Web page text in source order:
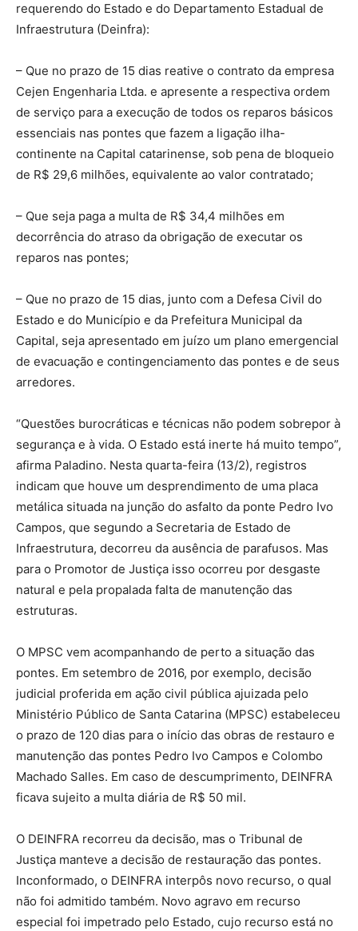
requerendo do Estado e do Departamento Estadual de
Infraestrutura (Deinfra):
– Que no prazo de 15 dias reative o contrato da empresa
Cejen Engenharia Ltda. e apresente a respectiva ordem
de serviço para a execução de todos os reparos básicos
essenciais nas pontes que fazem a ligação ilha-
continente na Capital catarinense, sob pena de bloqueio
de R$ 29,6 milhões, equivalente ao valor contratado;
– Que seja paga a multa de R$ 34,4 milhões em
decorrência do atraso da obrigação de executar os
reparos nas pontes;
– Que no prazo de 15 dias, junto com a Defesa Civil do
Estado e do Município e da Prefeitura Municipal da
Capital, seja apresentado em juízo um plano emergencial
de evacuação e contingenciamento das pontes e de seus
arredores.
“Questões burocráticas e técnicas não podem sobrepor à
segurança e à vida. O Estado está inerte há muito tempo”,
afirma Paladino. Nesta quarta-feira (13/2), registros
indicam que houve um desprendimento de uma placa
metálica situada na junção do asfalto da ponte Pedro Ivo
Campos, que segundo a Secretaria de Estado de
Infraestrutura, decorreu da ausência de parafusos. Mas
para o Promotor de Justiça isso ocorreu por desgaste
natural e pela propalada falta de manutenção das
estruturas.
O MPSC vem acompanhando de perto a situação das
pontes. Em setembro de 2016, por exemplo, decisão
judicial proferida em ação civil pública ajuizada pelo
Ministério Público de Santa Catarina (MPSC) estabeleceu
o prazo de 120 dias para o início das obras de restauro e
manutenção das pontes Pedro Ivo Campos e Colombo
Machado Salles. Em caso de descumprimento, DEINFRA
ficava sujeito a multa diária de R$ 50 mil.
O DEINFRA recorreu da decisão, mas o Tribunal de
Justiça manteve a decisão de restauração das pontes.
Inconformado, o DEINFRA interpôs novo recurso, o qual
não foi admitido também. Novo agravo em recurso
especial foi impetrado pelo Estado, cujo recurso está no